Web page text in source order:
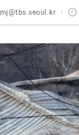
lmj@tbs.seoul.kr